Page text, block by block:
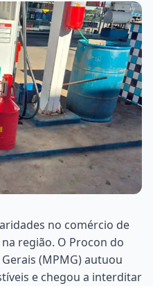
no comércio de
região. O Procon do
(MPMG) autuou
e chegou a interditar